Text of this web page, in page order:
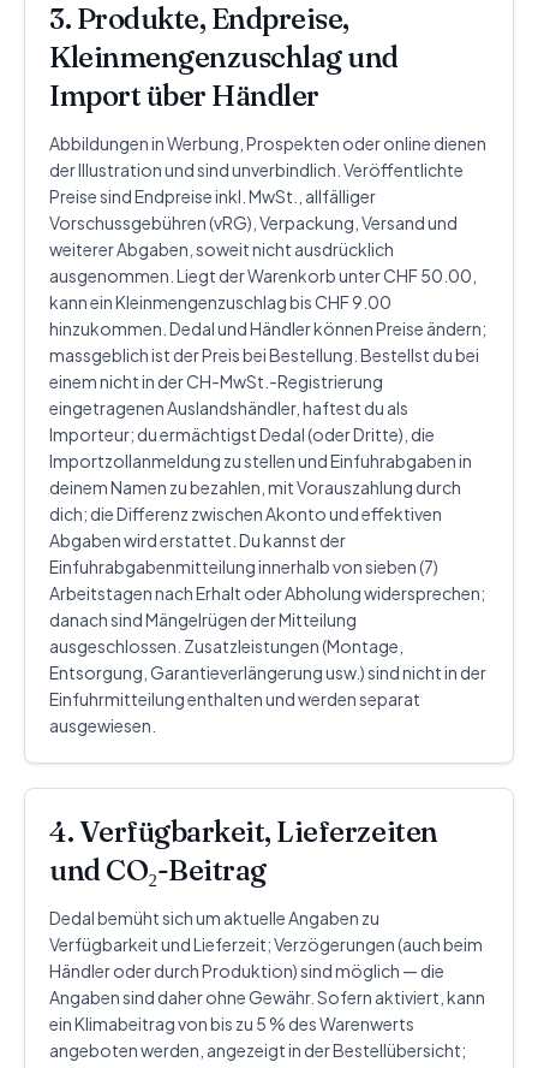
3. Produkte, Endpreise,
Kleinmengenzuschlag und
Import über Händler
Abbildungen in Werbung, Prospekten oder online dienen
der Illustration und sind unverbindlich. Veröffentlichte
Preise sind Endpreise inkl. MwSt., allfälliger
Vorschussgebühren (vRG), Verpackung, Versand und
weiterer Abgaben, soweit nicht ausdrücklich
ausgenommen. Liegt der Warenkorb unter CHF 50.00,
kann ein Kleinmengenzuschlag bis CHF 9.00
hinzukommen. Dedal und Händler können Preise ändern;
massgeblich ist der Preis bei Bestellung. Bestellst du bei
einem nicht in der CH-MwSt.-Registrierung
eingetragenen Auslandshändler, haftest du als
Importeur; du ermächtigst Dedal (oder Dritte), die
Importzollanmeldung zu stellen und Einfuhrabgaben in
deinem Namen zu bezahlen, mit Vorauszahlung durch
dich; die Differenz zwischen Akonto und effektiven
Abgaben wird erstattet. Du kannst der
Einfuhrabgabenmitteilung innerhalb von sieben (7)
Arbeitstagen nach Erhalt oder Abholung widersprechen;
danach sind Mängelrügen der Mitteilung
ausgeschlossen. Zusatzleistungen (Montage,
Entsorgung, Garantieverlängerung usw.) sind nicht in der
Einfuhrmitteilung enthalten und werden separat
ausgewiesen.
4. Verfügbarkeit, Lieferzeiten
und CO₂-Beitrag
Dedal bemüht sich um aktuelle Angaben zu
Verfügbarkeit und Lieferzeit; Verzögerungen (auch beim
Händler oder durch Produktion) sind möglich — die
Angaben sind daher ohne Gewähr. Sofern aktiviert, kann
ein Klimabeitrag von bis zu 5 % des Warenwerts
angeboten werden, angezeigt in der Bestellübersicht;